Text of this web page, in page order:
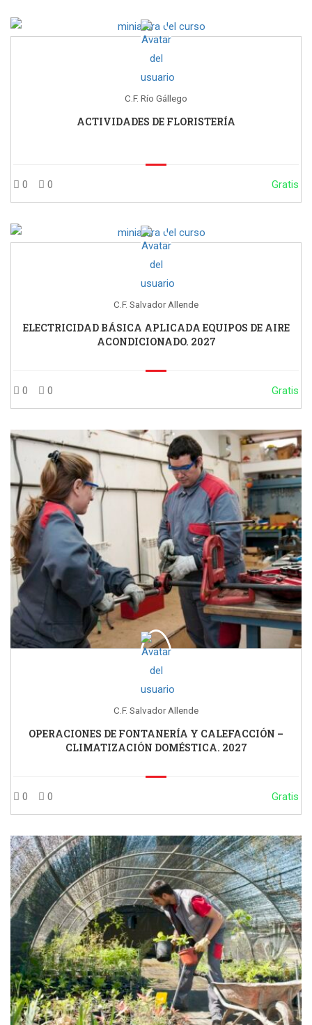
C.F. Río Gállego
ACTIVIDADES DE FLORISTERÍA
0 0 Gratis
C.F. Salvador Allende
ELECTRICIDAD BÁSICA APLICADA EQUIPOS DE AIRE
ACONDICIONADO. 2027
0 0 Gratis
C.F. Salvador Allende
OPERACIONES DE FONTANERÍA Y CALEFACCIÓN –
CLIMATIZACIÓN DOMÉSTICA. 2027
0 0 Gratis